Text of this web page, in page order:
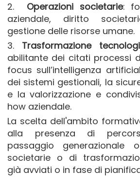
2. Operazioni societarie:
aziendale, diritto
gestione delle risorse umane.
3. Trasformazione
abilitante dei citati processi
focus sull’intelligenza
dei sistemi gestionali, la
e la valorizzazione e
how aziendale.
La scelta dell'ambito
alla presenza di
passaggio generazionale
societarie o di
già avviati o in fase di